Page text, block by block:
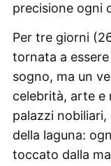
precisione ogni
Per tre giorni
tornata a
sogno, ma un
celebrità, arte e
palazzi
della laguna:
toccato dalla